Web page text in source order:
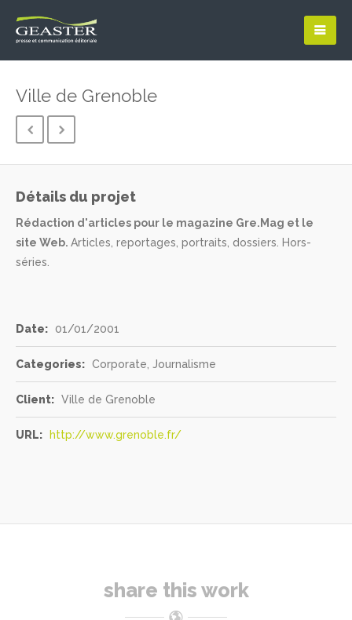
Ville de Grenoble
Détails du projet
Rédaction d'articles pour le magazine Gre.Mag et le
site Web. Articles, reportages, portraits, dossiers. Hors-
séries.
Date: 01/01/2001
Categories: Corporate, Journalisme
Client: Ville de Grenoble
URL: http://www.grenoble.fr/
share this work